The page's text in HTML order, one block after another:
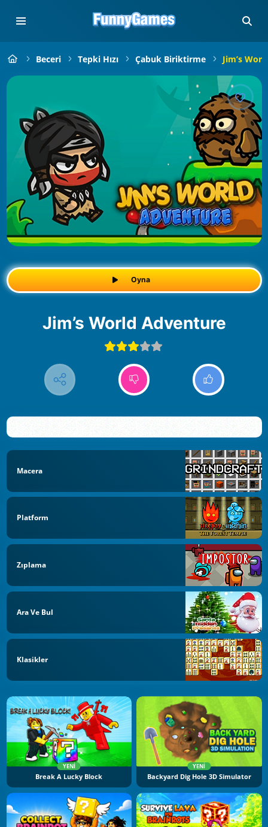
Beceri Tepki Hızı Çabuk Biriktirme Jim’s
Oyna
Jim’s World Adventure
Macera
Platform
Zıplama
Ara Ve Bul
Klasikler
YENI
Break A Lucky Block
YENI
Backyard Dig Hole 3D Simulator